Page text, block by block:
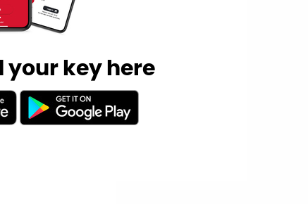
your key here